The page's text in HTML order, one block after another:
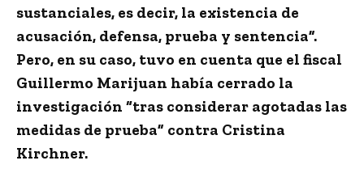
sustanciales, es decir, la existencia de
acusación, defensa, prueba y sentencia”.
Pero, en su caso, tuvo en cuenta que el fiscal
Guillermo Marijuan había cerrado la
investigación “tras considerar agotadas las
medidas de prueba” contra Cristina
Kirchner.